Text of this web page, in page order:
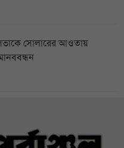
সোলারের আওতায়